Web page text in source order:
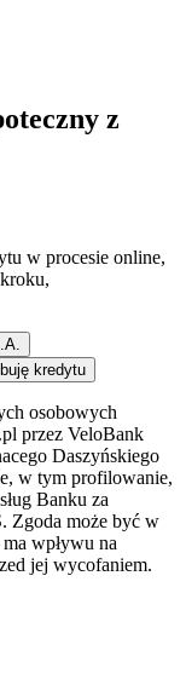
z
w procesie online,
kredytu
osobowych
przez VeloBank
Daszyńskiego
w tym profilowanie,
Banku za
Zgoda może być w
wpływu na
jej wycofaniem.